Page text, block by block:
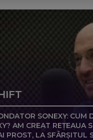
SONEXY: CUM
AM CREAT REȚEAUA
PROST, LA SFÂRȘITUL